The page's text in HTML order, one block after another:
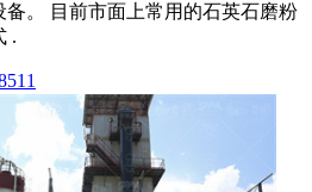
备。 目前市面上常用的石英石磨粉
.